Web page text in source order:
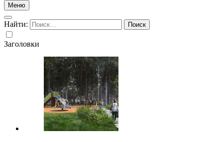
Меню
Найти:
Заголовки